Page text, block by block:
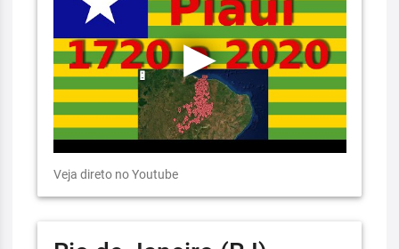
Veja direto no Youtube